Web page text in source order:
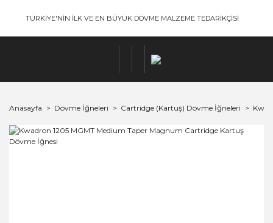
TÜRKİYE'NİN İLK VE EN BÜYÜK DÖVME MALZEME TEDARİKÇİSİ
Anasayfa Dövme İğneleri Cartridge (Kartuş) Dövme İğneleri